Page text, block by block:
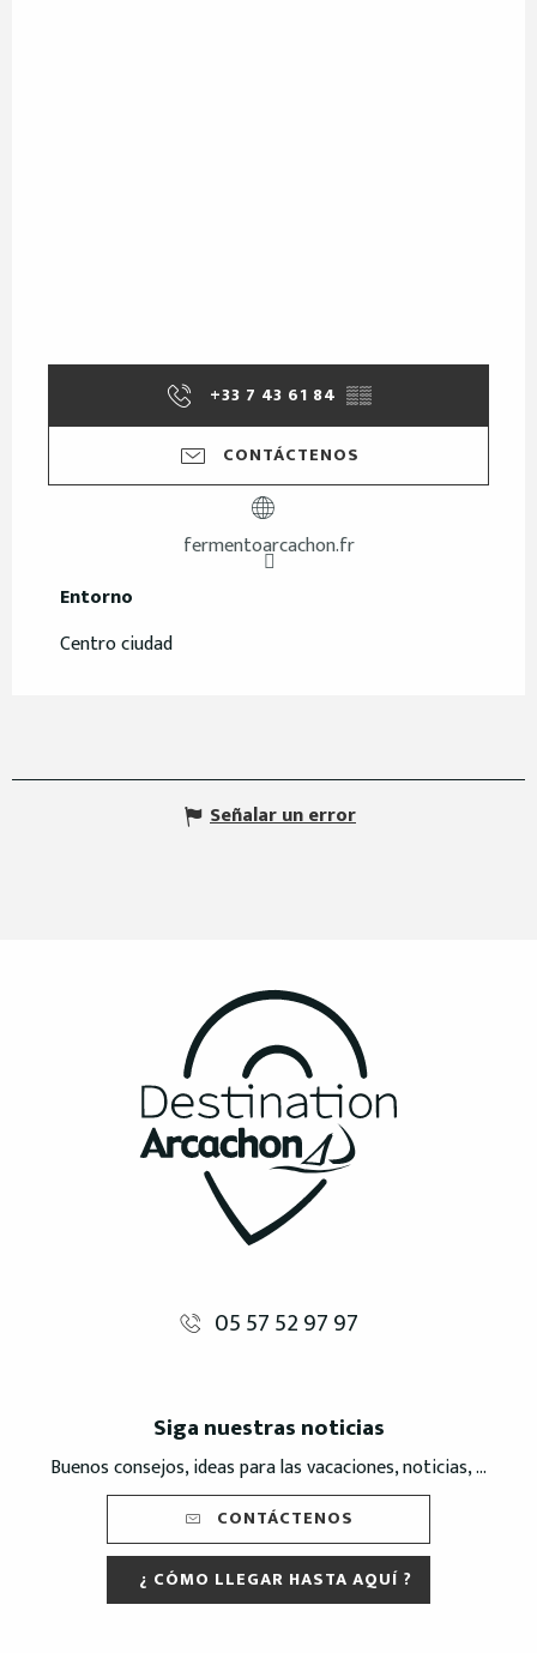
+33 7 43 61 84 ▒▒
CONTÁCTENOS
fermentoarcachon.fr
Entorno
Entorno
Centro ciudad
Señalar un error
05 57 52 97 97
Siga nuestras noticias
Buenos consejos, ideas para las vacaciones, noticias, ...
CONTÁCTENOS
¿ CÓMO LLEGAR HASTA AQUÍ ?